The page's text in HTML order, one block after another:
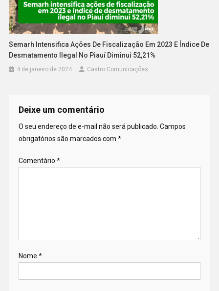
Semarh Intensifica Ações De Fiscalização Em 2023 E Índice De
Desmatamento Ilegal No Piauí Diminui 52,21%
4 de janeiro de 2024 Castro Comunicações
Deixe um comentário
O seu endereço de e-mail não será publicado. Campos
obrigatórios são marcados com *
Comentário *
Nome *